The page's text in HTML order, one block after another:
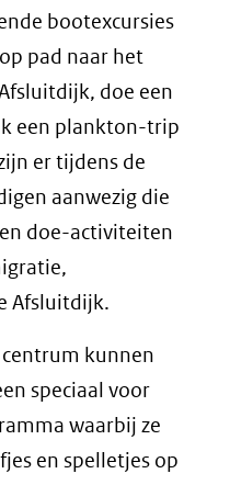
bootexcursies
pad naar het
doe een
een plankton-trip
er tijdens de
aanwezig die
doe-activiteiten
Afsluitdijk.
kunnen
speciaal voor
waarbij ze
en spelletjes op